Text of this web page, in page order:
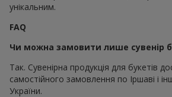
унікальним.
FAQ
Чи можна замовити лише сувенір
Так. Сувенірна продукція для букетів
самостійного замовлення по Іршаві і
України.